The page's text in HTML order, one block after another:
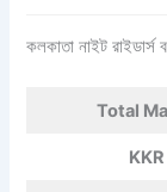
কলকাতা নাইট
Total
KKR